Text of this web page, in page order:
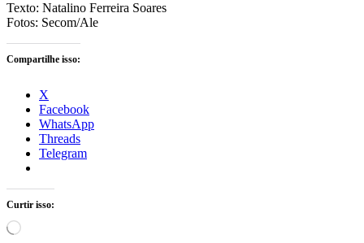
Texto: Natalino Ferreira Soares
Fotos: Secom/Ale
Compartilhe isso:
X
Facebook
WhatsApp
Threads
Telegram
Curtir isso:
Carregando...